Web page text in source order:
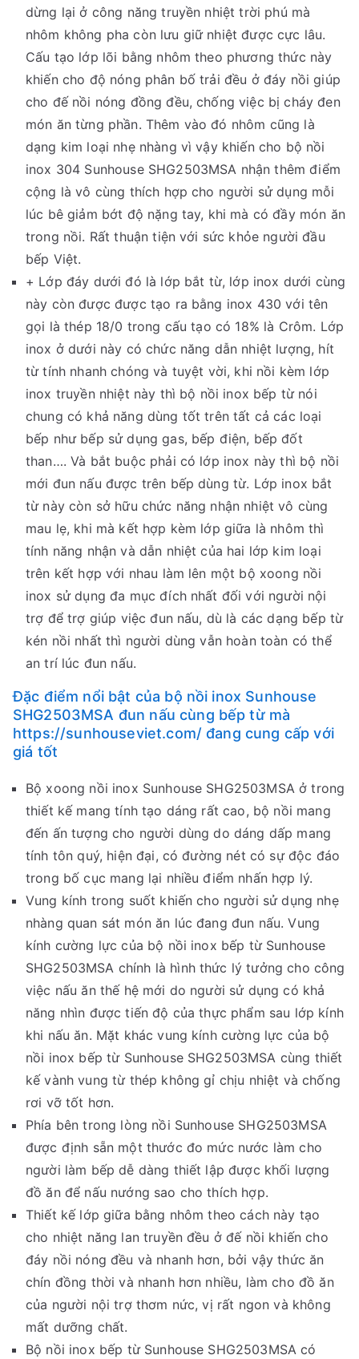
dừng lại ở công năng truyền nhiệt trời phú mà
nhôm không pha còn lưu giữ nhiệt được cực lâu.
Cấu tạo lớp lõi bằng nhôm theo phương thức này
khiến cho độ nóng phân bố trải đều ở đáy nồi giúp
cho đế nồi nóng đồng đều, chống việc bị cháy đen
món ăn từng phần. Thêm vào đó nhôm cũng là
dạng kim loại nhẹ nhàng vì vậy khiến cho bộ nồi
inox 304 Sunhouse SHG2503MSA nhận thêm điểm
cộng là vô cùng thích hợp cho người sử dụng mỗi
lúc bê giảm bớt độ nặng tay, khi mà có đầy món ăn
trong nồi. Rất thuận tiện với sức khỏe người đầu
bếp Việt.
+ Lớp đáy dưới đó là lớp bắt từ, lớp inox dưới cùng
này còn được được tạo ra bằng inox 430 với tên
gọi là thép 18/0 trong cấu tạo có 18% là Crôm. Lớp
inox ở dưới này có chức năng dẫn nhiệt lượng, hít
từ tính nhanh chóng và tuyệt vời, khi nồi kèm lớp
inox truyền nhiệt này thì bộ nồi inox bếp từ nói
chung có khả năng dùng tốt trên tất cả các loại
bếp như bếp sử dụng gas, bếp điện, bếp đốt
than…. Và bắt buộc phải có lớp inox này thì bộ nồi
mới đun nấu được trên bếp dùng từ. Lớp inox bắt
từ này còn sở hữu chức năng nhận nhiệt vô cùng
mau lẹ, khi mà kết hợp kèm lớp giữa là nhôm thì
tính năng nhận và dẫn nhiệt của hai lớp kim loại
trên kết hợp với nhau làm lên một bộ xoong nồi
inox sử dụng đa mục đích nhất đối với người nội
trợ để trợ giúp việc đun nấu, dù là các dạng bếp từ
kén nồi nhất thì người dùng vẫn hoàn toàn có thể
an trí lúc đun nấu.
Đặc điểm nổi bật của bộ nồi inox Sunhouse
SHG2503MSA đun nấu cùng bếp từ mà
https://sunhouseviet.com/ đang cung cấp với
giá tốt
Bộ xoong nồi inox Sunhouse SHG2503MSA ở trong
thiết kế mang tính tạo dáng rất cao, bộ nồi mang
đến ấn tượng cho người dùng do dáng dấp mang
tính tôn quý, hiện đại, có đường nét có sự độc đáo
trong bố cục mang lại nhiều điểm nhấn hợp lý.
Vung kính trong suốt khiến cho người sử dụng nhẹ
nhàng quan sát món ăn lúc đang đun nấu. Vung
kính cường lực của bộ nồi inox bếp từ Sunhouse
SHG2503MSA chính là hình thức lý tưởng cho công
việc nấu ăn thế hệ mới do người sử dụng có khả
năng nhìn được tiến độ của thực phẩm sau lớp kính
khi nấu ăn. Mặt khác vung kính cường lực của bộ
nồi inox bếp từ Sunhouse SHG2503MSA cùng thiết
kế vành vung từ thép không gỉ chịu nhiệt và chống
rơi vỡ tốt hơn.
Phía bên trong lòng nồi Sunhouse SHG2503MSA
được định sẵn một thước đo mức nước làm cho
người làm bếp dễ dàng thiết lập được khối lượng
đồ ăn để nấu nướng sao cho thích hợp.
Thiết kế lớp giữa bằng nhôm theo cách này tạo
cho nhiệt năng lan truyền đều ở đế nồi khiến cho
đáy nồi nóng đều và nhanh hơn, bởi vậy thức ăn
chín đồng thời và nhanh hơn nhiều, làm cho đồ ăn
của người nội trợ thơm nức, vị rất ngon và không
mất dưỡng chất.
Bộ nồi inox bếp từ Sunhouse SHG2503MSA có